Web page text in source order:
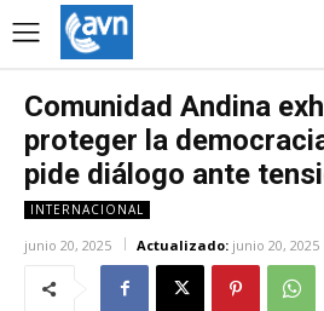
Comunidad Andina
proteger la
pide diálogo ante
INTERNACIONAL
junio 20, 2025 Actualizado: junio 20, 2025